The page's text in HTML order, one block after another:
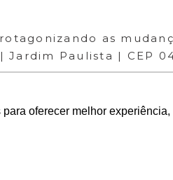
oferecer melhor
as
Jardim Paulista | CEP
(11) 3061-1133
- CRECI 30.046-J